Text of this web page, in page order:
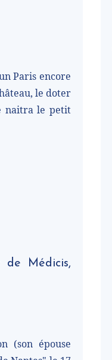
Paris encore
le doter
naitra le petit
Médicis,
(son épouse